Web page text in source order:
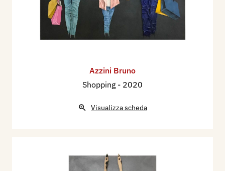
Azzini Bruno
Shopping - 2020
Visualizza scheda